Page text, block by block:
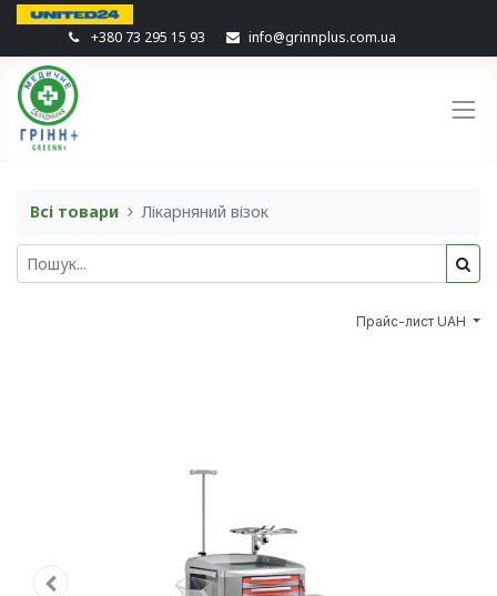
+380 73 295 15 93 info@grinnplus.com.ua
Всі товари Лікарняний візок
Прайс-лист UAH